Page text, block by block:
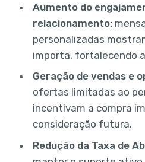
Aumento do
relacionamento:
personalizadas
importa, fortalecendo
Geração de vendas e
ofertas limitadas ao
incentivam a compra
consideração futura.
Redução da Taxa de